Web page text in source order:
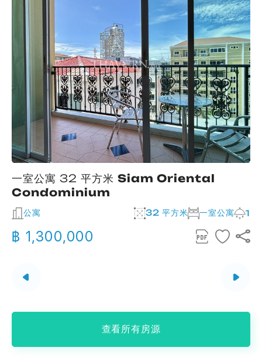
一室公寓 32 平方米 Siam Oriental
Condominium
公寓 32 平方米 一室公寓 1
฿ 1,300,000
查看所有房源